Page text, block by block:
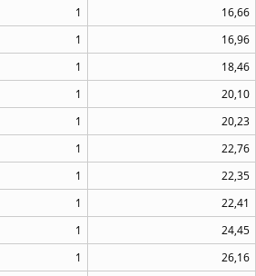
1 16,66
1 16,96
1 18,46
1 20,10
1 20,23
1 22,76
1 22,35
1 22,41
1 24,45
1 26,16